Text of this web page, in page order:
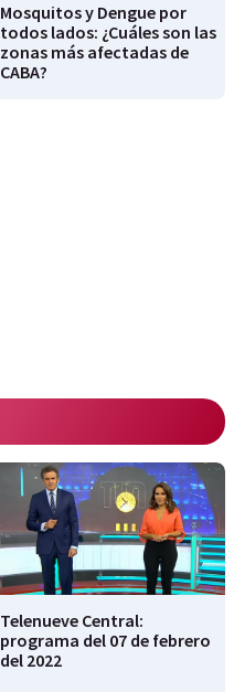
Mosquitos y Dengue por
todos lados: ¿Cuáles son las
zonas más afectadas de
CABA?
Telenueve Central:
programa del 07 de febrero
del 2022